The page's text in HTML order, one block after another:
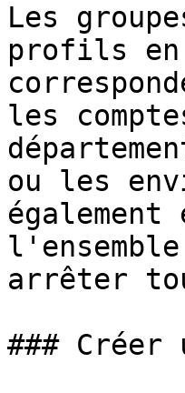
Les
profils
les
ou les
arrêter
### Créer